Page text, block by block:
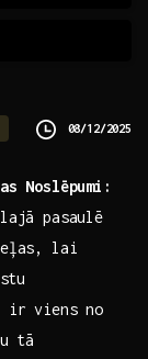
08/12/2025
Noslēpumi:
pasaulē
lai
ir viens no
tā